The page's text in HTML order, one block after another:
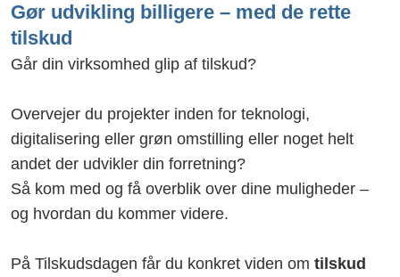
Gør udvikling billigere – med de rette
tilskud
Går din virksomhed glip af tilskud?
Overvejer du projekter inden for teknologi,
digitalisering eller grøn omstilling eller noget helt
andet der udvikler din forretning?
Så kom med og få overblik over dine muligheder –
og hvordan du kommer videre.
På Tilskudsdagen får du konkret viden om tilskud